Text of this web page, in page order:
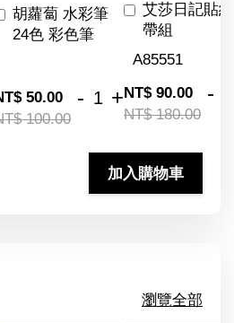
胡蘿蔔 水彩筆
24色 彩色筆
50.00
100.00
- +
艾莎日記貼
帶組
NT$ 90.00
NT$ 180.00
-
加入購物車
瀏覽全部